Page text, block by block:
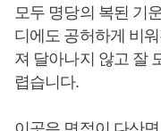
모두 명당의 복된 기
디에도 공허하게 비
져 달아나지 않고 잘
렵습니다.